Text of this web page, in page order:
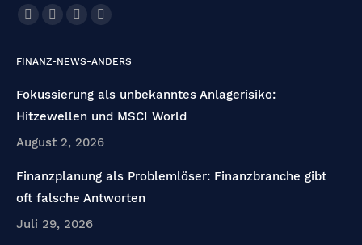
Finden Sie uns auf:
opens
in
opens
in
openspage
opens
window
FINANZ-NEWS-ANDERS
Fokussierung als unbekanntes Anlagerisiko:
Hitzewellen und MSCI World
August 2, 2026
Finanzplanung als Problemlöser: Finanzbranche gibt
oft falsche Antworten
Juli 29, 2026